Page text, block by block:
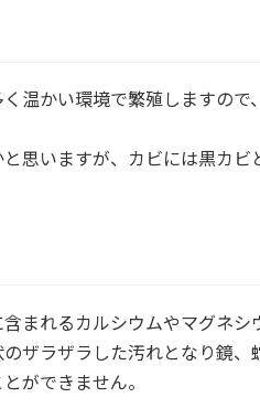
温かい環境で繁殖しますの
思いますが、カビには黒カ
まれるカルシウムやマグネシ
ザラザラした汚れとなり鏡
ができません。